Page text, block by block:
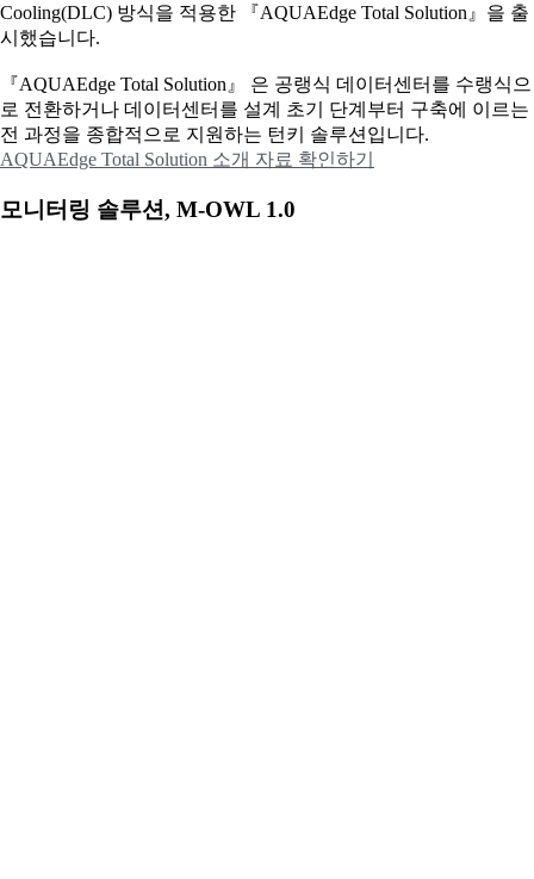
Cooling(DLC) 방식을 적용한 『AQUAEdge Total Solution』을 출
시했습니다.
『AQUAEdge Total Solution』 은 공랭식 데이터센터를 수랭식으
로 전환하거나 데이터센터를 설계 초기 단계부터 구축에 이르는
전 과정을 종합적으로 지원하는 턴키 솔루션입니다.
AQUAEdge Total Solution 소개 자료 확인하기
모니터링 솔루션, M-OWL 1.0